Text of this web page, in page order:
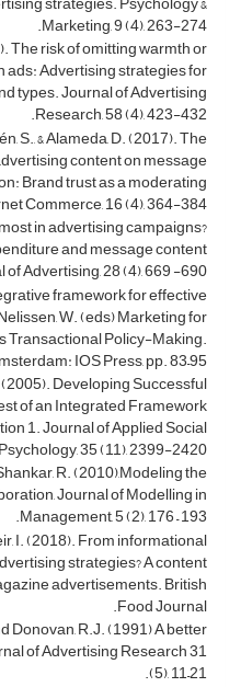
Marketing, 9 (4), 263-274.
The risk of omitting warmth or
Advertising strategies for
types. Journal of Advertising
Research, 58 (4), 423-432.
S., & Alameda, D. (2017). The
content on message
Brand trust as a moderating
Commerce, 16 (4), 364-384.
in advertising campaigns?
and message content
Advertising, 28 (4), 669 -690.
framework for effective
W. (eds) Marketing for
Transactional Policy-Making.
IOS Press, pp. 83–95.
(2005). Developing Successful
of an Integrated Framework
1. Journal of Applied Social
Psychology, 35 (11), 2399-2420.
R. (2010),Modeling the
Journal of Modelling in
Management, 5 (2), 176 – 193.
I. (2018). From informational
strategies? A content
advertisements. British
Food Journal.
Donovan, R.J. (1991) A better
of Advertising Research 31
(5), 11–21.